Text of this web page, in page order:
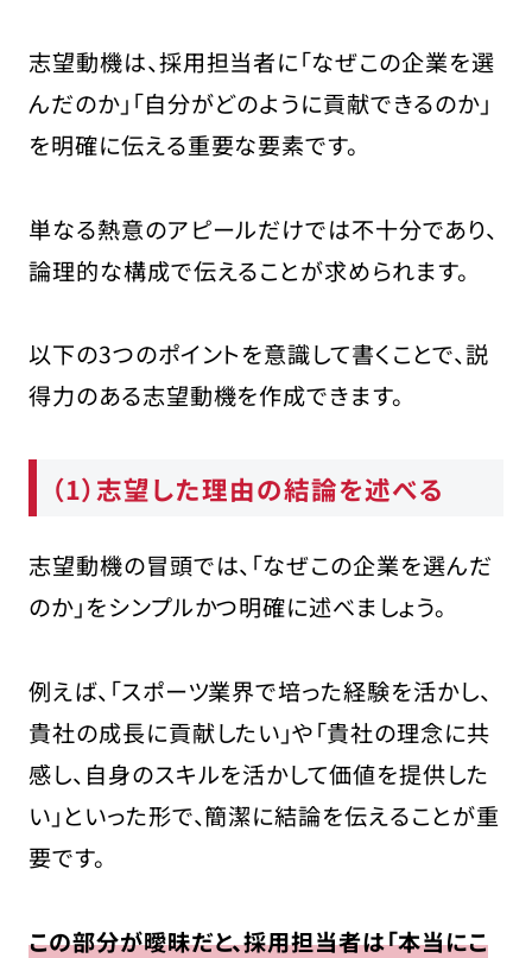
志望動機は、採用担当者に「なぜこの企業を選
んだのか」「自分がどのように貢献できるのか」
を明確に伝える重要な要素です。
単なる熱意のアピールだけでは不十分であり、
論理的な構成で伝えることが求められます。
以下の3つのポイントを意識して書くことで、説
得力のある志望動機を作成できます。
（1）志望した理由の結論を述べる
志望動機の冒頭では、「なぜこの企業を選んだ
のか」をシンプルかつ明確に述べましょう。
例えば、「スポーツ業界で培った経験を活かし、
貴社の成長に貢献したい」や「貴社の理念に共
感し、自身のスキルを活かして価値を提供した
い」といった形で、簡潔に結論を伝えることが重
要です。
この部分が曖昧だと、採用担当者は「本当にこ